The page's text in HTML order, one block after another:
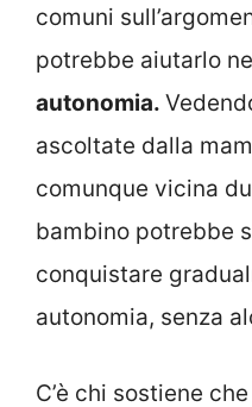
comuni
potrebbe aiutarlo
autonomia.
ascoltate dalla
comunque vicina
bambino potrebbe
conquistare
autonomia, senza
C’è chi sostiene